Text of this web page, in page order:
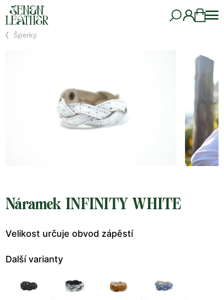
Šperky
Náramek INFINITY WHITE
Velikost určuje obvod zápěstí
Další varianty